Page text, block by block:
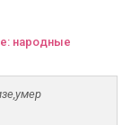
народные